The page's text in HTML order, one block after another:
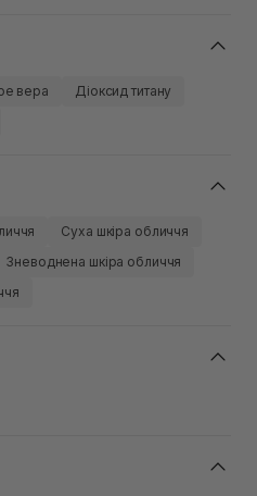
вера
Діоксид титану
Суха шкіра обличчя
Зневоднена шкіра обличчя